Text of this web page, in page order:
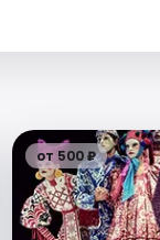
от 500 ₽